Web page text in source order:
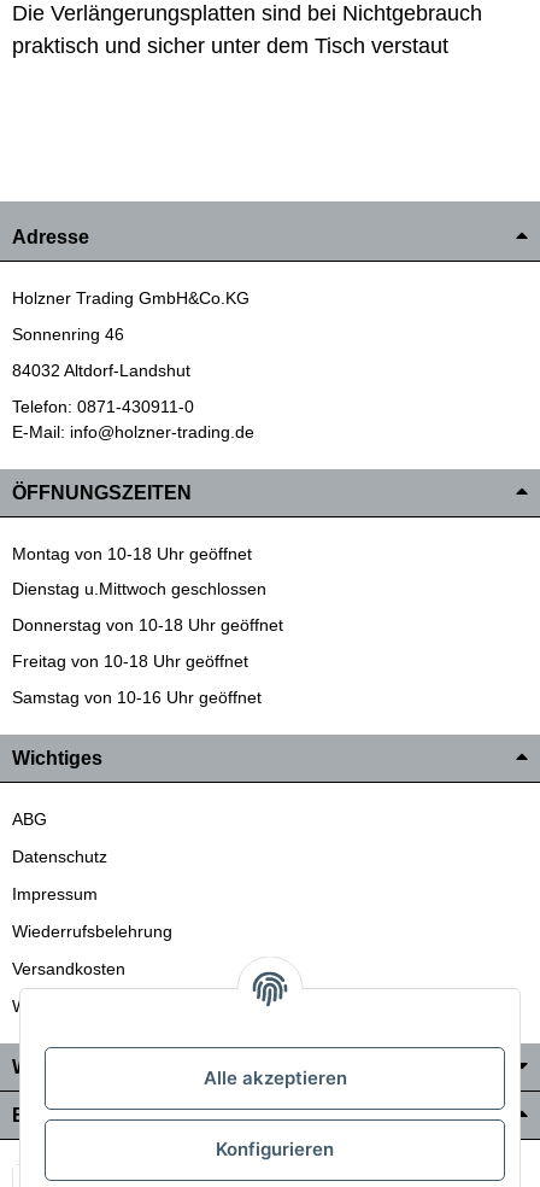
Die Verlängerungsplatten sind bei Nichtgebrauch
praktisch und sicher unter dem Tisch verstaut
Adresse
Holzner Trading GmbH&Co.KG
Sonnenring 46
84032 Altdorf-Landshut
Telefon: 0871-430911-0
E-Mail: info@holzner-trading.de
ÖFFNUNGSZEITEN
Montag von 10-18 Uhr geöffnet
Dienstag u.Mittwoch geschlossen
Donnerstag von 10-18 Uhr geöffnet
Freitag von 10-18 Uhr geöffnet
Samstag von 10-16 Uhr geöffnet
Wichtiges
ABG
Datenschutz
Impressum
Wiederrufsbelehrung
Versandkosten
Wir liefern auch in die Schweiz
Wo Sie uns finden
Bezahlung & Versand
Alle akzeptieren
Konfigurieren